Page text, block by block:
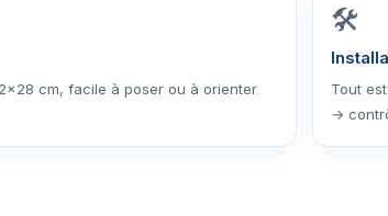
cm, facile à poser ou à orienter
🛠️
Tout
→